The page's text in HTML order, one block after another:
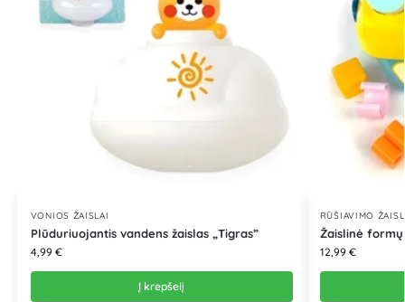
VONIOS ŽAISLAI
Plūduriuojantis vandens žaislas „Tigras”
4,99 €
Į krepšelį
RŪŠIAVIMO
Žaislinė
12,99 €